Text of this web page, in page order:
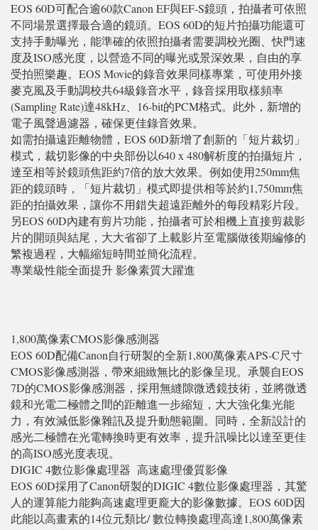
EOS 60D可配合逾60款Canon EF與EF-S鏡頭，拍攝者可依照
不同場景選擇最合適的鏡頭。EOS 60D的短片拍攝功能還可
支持手動曝光，能準確的依照拍攝者需要調校光圈、快門速
度及ISO感光度，以營造不同的曝光或景深效果，自由的享
受拍照樂趣。EOS Movie的錄音效果同樣專業，可使用外接
麥克風及手動調校共64級錄音水平，錄音採用取樣頻率
(Sampling Rate)達48kHz、16-bit的PCM格式。此外，新增的
電子風聲過濾器，確保更佳錄音效果。
如需拍攝遠距離物體，EOS 60D新增了創新的「短片裁切」
模式，裁切影像的中央部份以640 x 480解析度的拍攝短片，
達至相等於鏡頭焦距約7倍的放大效果。例如使用250mm焦
距的鏡頭時，「短片裁切」模式即提供相等於約1,750mm焦
距的拍攝效果，讓你不用錯失超遠距離外的每段精彩片段。
另EOS 60D內建有剪片功能，拍攝者可於相機上直接剪裁影
片的開頭與結尾，大大省卻了上載影片至電腦做後期編修的
繁複過程，大幅縮短時間並簡化流程。
專業級性能全面提升 影像素質大躍進
1,800萬像素CMOS影像感測器
EOS 60D配備Canon自行研製的全新1,800萬像素APS-C尺寸
CMOS影像感測器，帶來細緻無比的影像呈現。承襲自EOS
7D的CMOS影像感測器，採用無縫隙微透鏡技術，並將微透
鏡和光電二極體之間的距離進一步縮短，大大強化集光能
力，有效減低影像雜訊及提升動態範圍。同時，全新設計的
感光二極體在光電轉換時更有效率，提升訊噪比以達至更佳
的高ISO感光度表現。
DIGIC 4數位影像處理器 高速處理優質影像
EOS 60D採用了Canon研製的DIGIC 4數位影像處理器，其驚
人的運算能力能夠高速處理更龐大的影像數據。EOS 60D因
此能以高畫素的14位元類比/ 數位轉換處理高達1,800萬像素